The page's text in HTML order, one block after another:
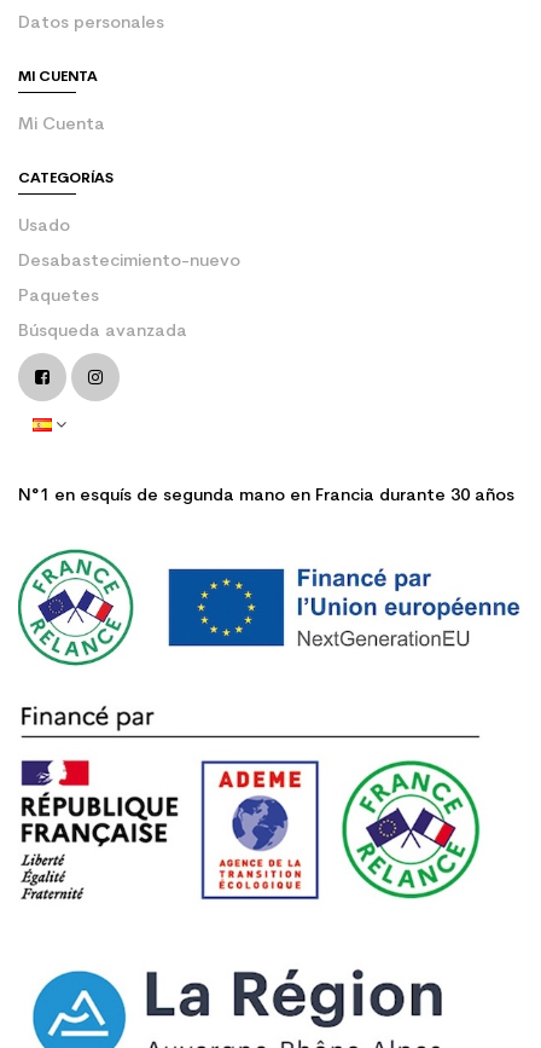
Datos personales
MI CUENTA
Mi Cuenta
CATEGORÍAS
Usado
Desabastecimiento-nuevo
Paquetes
Búsqueda avanzada
N°1 en esquís de segunda mano en Francia durante 30 años